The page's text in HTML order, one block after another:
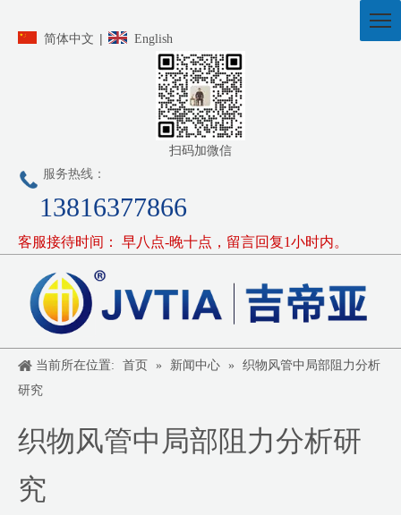
简体中文 | English
扫码加微信
服务热线：
13816377866
客服接待时间： 早八点-晚十点，留言回复1小时内。
当前所在位置: 首页 » 新闻中心 »
织物风管中局部阻力分析
研究
织物风管中局部阻力分析研
究